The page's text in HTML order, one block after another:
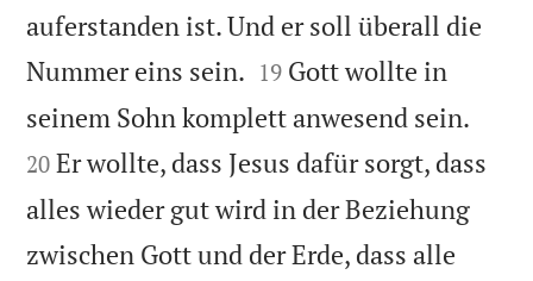
auferstanden ist. Und er soll überall die
Nummer eins sein. 

19 Gott wollte in
seinem Sohn komplett anwesend sein.
20 Er wollte, dass Jesus dafür sorgt, dass
alles wieder gut wird in der Beziehung
zwischen Gott und der Erde, dass alle